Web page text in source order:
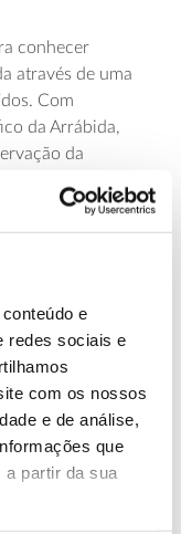
e
redes sociais e
com os nossos
e de análise,
que
a partir da sua
conhecer
através de uma
Com
da Arrábida,
da
do
como um
de
está
da Arrábida.
no Museu